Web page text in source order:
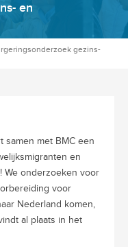
en
gezins-
samen met BMC een
en
We onderzoeken voor
voor
Nederland komen,
al plaats in het